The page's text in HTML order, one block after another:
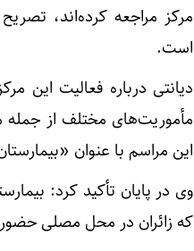
مرکز مراجعه کرده‌اند،
است.
دیانتی درباره فعالیت این
مأموریت‌های مختلف از جمله
این مراسم با عنوان
وی در پایان تأکید کرد:
که زائران در محل مصلی حضور